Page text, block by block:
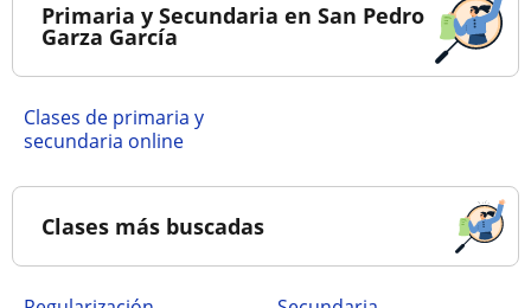
Primaria y Secundaria en San Pedro
Garza García
Clases de primaria y
secundaria online
Clases más buscadas